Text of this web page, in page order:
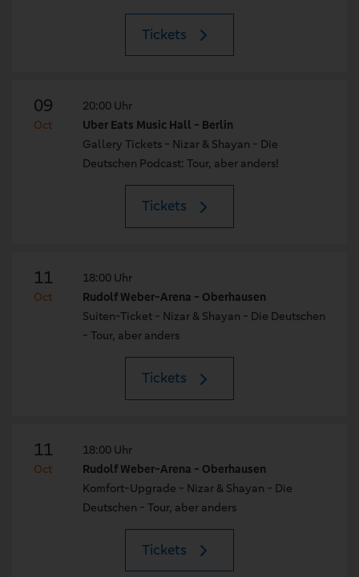
Tickets
09
Oct
20:00 Uhr
Uber Eats Music Hall - Berlin
Gallery Tickets - Nizar & Shayan - Die
Deutschen Podcast: Tour, aber anders!
Tickets
11
Oct
18:00 Uhr
Rudolf Weber-Arena - Oberhausen
Suiten-Ticket - Nizar & Shayan - Die Deutschen
- Tour, aber anders
Tickets
11
Oct
18:00 Uhr
Rudolf Weber-Arena - Oberhausen
Komfort-Upgrade - Nizar & Shayan - Die
Deutschen - Tour, aber anders
Tickets